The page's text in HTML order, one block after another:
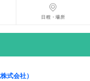
日程・場所
式会社）